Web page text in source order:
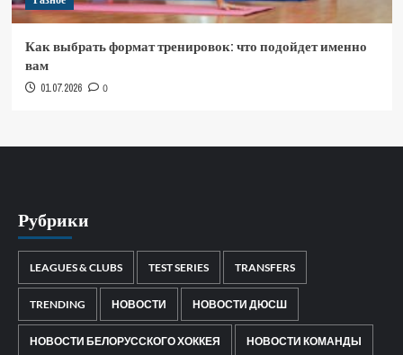
Как выбрать формат тренировок: что подойдет именно
вам
01.07.2026 0
Рубрики
LEAGUES & CLUBS TEST SERIES TRANSFERS
TRENDING НОВОСТИ НОВОСТИ ДЮСШ
НОВОСТИ БЕЛОРУССКОГО ХОККЕЯ НОВОСТИ КОМАНДЫ